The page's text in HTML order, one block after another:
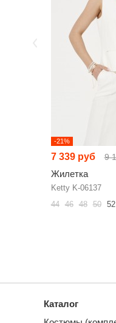
-21%
7 339 руб 9
Жилетка
Ketty K-06137
44 46 48 50 52
Каталог